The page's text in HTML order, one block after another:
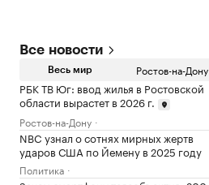
Все новости
Весь мир Ростов-на-Дону
РБК ТВ Юг: ввод жилья в Ростовской
области вырастет в 2026 г.
Ростов-на-Дону
NBC узнал о сотнях мирных жертв
ударов США по Йемену в 2025 году
Политика